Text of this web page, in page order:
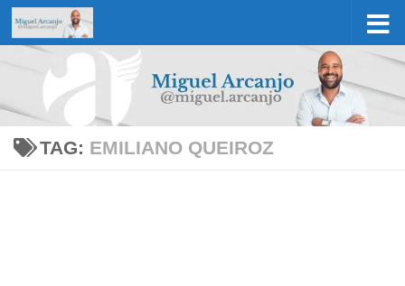
Skip to content
TAG: EMILIANO QUEIROZ